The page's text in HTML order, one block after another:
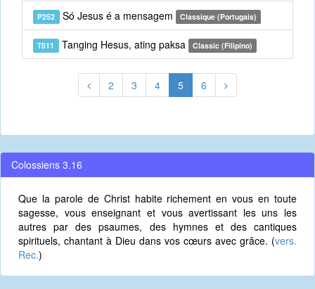
P252 Só Jesus é a mensagem Classique (Portugais)
T511 Tanging Hesus, ating paksa Classic (Filipino)
2 3 4 5 6
Colossiens 3.16
Que la parole de Christ habite richement en vous en toute
sagesse, vous enseignant et vous avertissant les uns les
autres par des psaumes, des hymnes et des cantiques
spirituels, chantant à Dieu dans vos cœurs avec grâce. (vers.
Rec.)